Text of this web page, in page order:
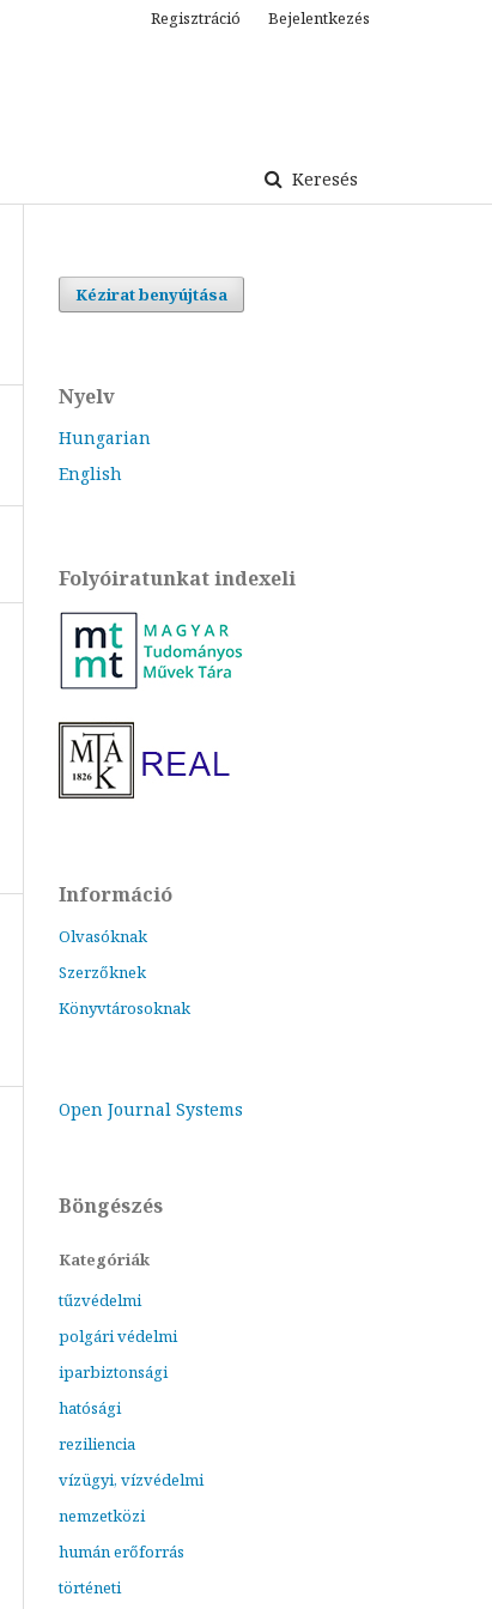
Keresés
Regisztráció Bejelentkezés
Kézirat benyújtása
Nyelv
Hungarian
English
Folyóiratunkat indexeli
Információ
Olvasóknak
Szerzőknek
Könyvtárosoknak
Open Journal Systems
Böngészés
Kategóriák
tűzvédelmi
polgári védelmi
iparbiztonsági
hatósági
reziliencia
vízügyi, vízvédelmi
nemzetközi
humán erőforrás
történeti